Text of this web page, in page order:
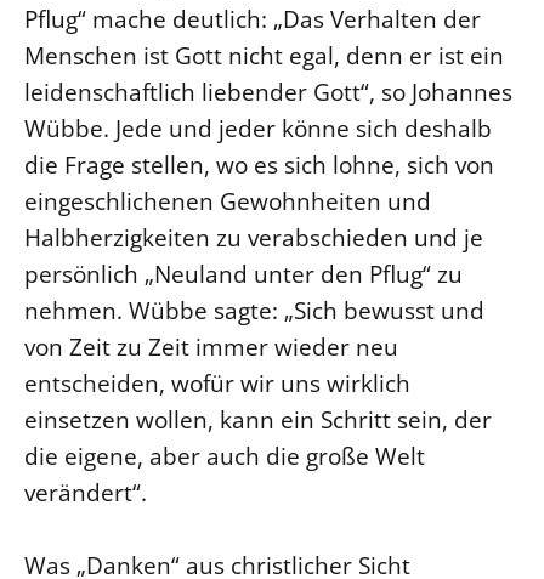
Pflug“ mache deutlich: „Das Verhalten der
Menschen ist Gott nicht egal, denn er ist ein
leidenschaftlich liebender Gott“, so Johannes
Wübbe. Jede und jeder könne sich deshalb
die Frage stellen, wo es sich lohne, sich von
eingeschlichenen Gewohnheiten und
Halbherzigkeiten zu verabschieden und je
persönlich „Neuland unter den Pflug“ zu
nehmen. Wübbe sagte: „Sich bewusst und
von Zeit zu Zeit immer wieder neu
entscheiden, wofür wir uns wirklich
einsetzen wollen, kann ein Schritt sein, der
die eigene, aber auch die große Welt
verändert“.
Was „Danken“ aus christlicher Sicht
SERVICE
Älterwerden im Pfarrberuf
Beteiligungsverfahren
Beschwerdestellen
Ephoralbüro
Finanzplanung
Fundraising
IT-Service
Interventionsplan
Jahresgespräche
Kantine Speiseplan
Kirchliches Amtsblatt
Klimaschutzgesetz